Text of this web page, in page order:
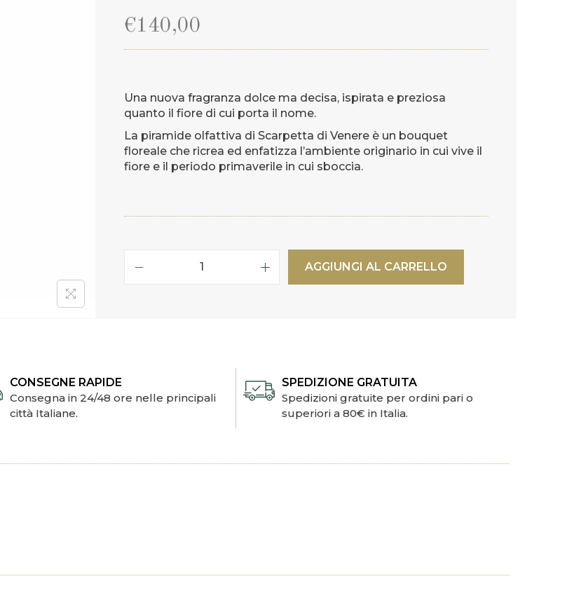
€140,00
Una nuova fragranza dolce ma decisa, ispirata e preziosa
quanto il fiore di cui porta il nome.
La piramide olfattiva di Scarpetta di Venere è un bouquet
floreale che ricrea ed enfatizza l’ambiente originario in cui vive il
fiore e il periodo primaverile in cui sboccia.
AGGIUNGI AL CARRELLO
CONSEGNE RAPIDE
Consegna in 24/48 ore nelle principali
città Italiane.
SPEDIZIONE GRATUITA
Spedizioni gratuite per ordini pari o
superiori a 80€ in Italia.